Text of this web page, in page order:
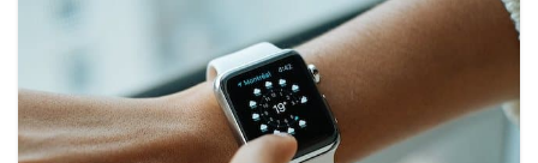
Smartphonetarife
Datentarife
o2